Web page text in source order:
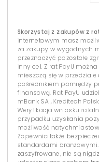
Skorzystaj z zakupów z
internetowym masz
za zakupy w wygodnych
przeznaczyć pozostałe
inny cel. Z rat PayU
mieszczą się w przedziale
pośrednikiem pomiędzy
finansową. Rat PayU
mBank SA , Kreditech
Weryfikacja wniosku
przypadku uzyskania
możliwość
Zapewnia także
standardami
zaszyfrowane, nie są